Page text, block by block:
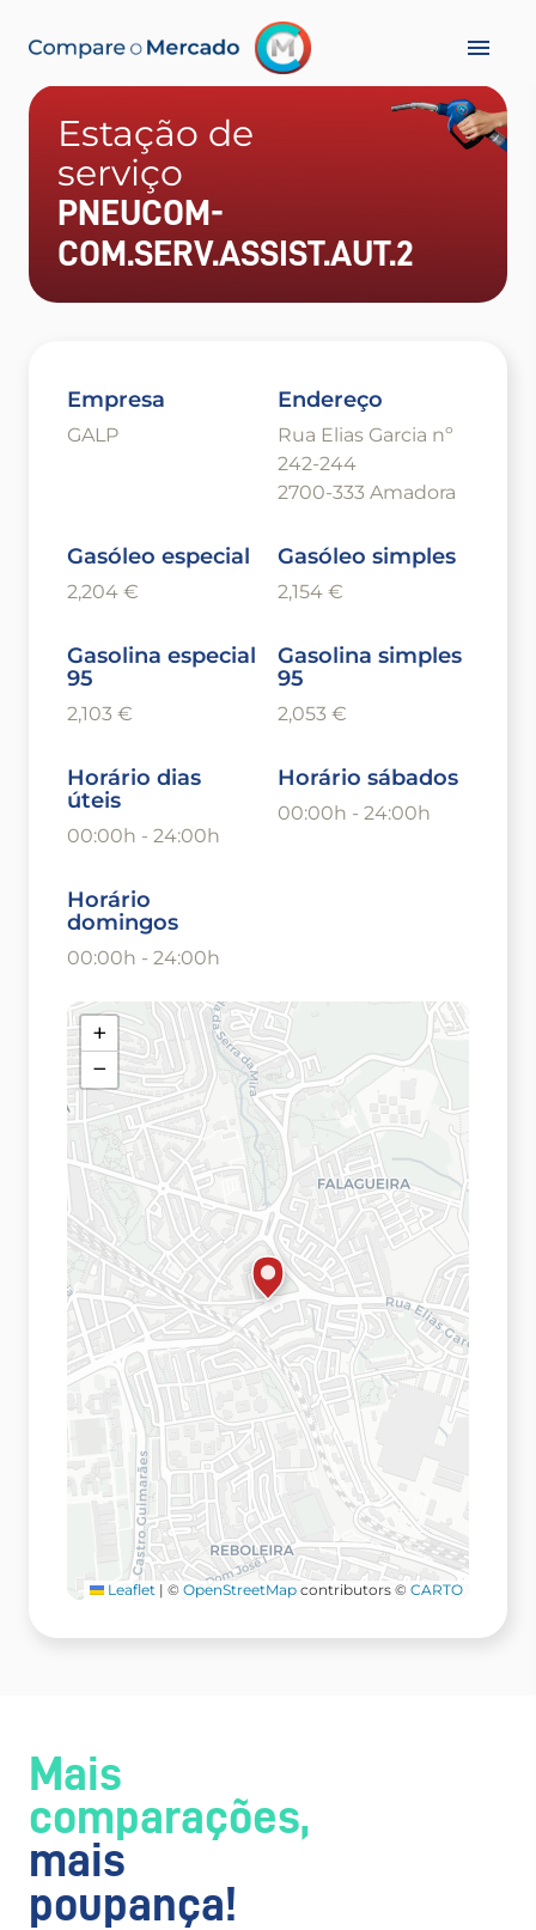
Estação de
serviço
PNEUCOM-
COM.SERV.ASSIST.AUT.2
Empresa
GALP
Endereço
Rua Elias Garcia nº
242-244
2700-333 Amadora
Gasóleo especial
2,204 €
Gasóleo simples
2,154 €
Gasolina especial
95
2,103 €
Gasolina simples
95
2,053 €
Horário dias
úteis
00:00h - 24:00h
Horário sábados
00:00h - 24:00h
Horário
domingos
00:00h - 24:00h
+
−
Leaflet | © OpenStreetMap contributors © CARTO
Mais
comparações,
mais
poupança!